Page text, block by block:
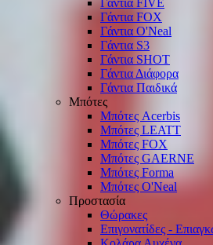
Γάντια FIVE
Γάντια FOX
Γάντια O'Νeal
Γάντια S3
Γάντια SHOT
Γάντια Διάφορα
Γάντια Παιδικά
Μπότες
Μπότες Acerbis
Μπότες LEATT
Μπότες FOX
Μπότες GAERNE
Μπότες Forma
Μπότες O'Neal
Προστασία
Θώρακες
Επιγονατίδες -